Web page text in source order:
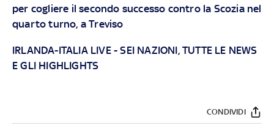
per cogliere il secondo successo contro la Scozia nel
quarto turno, a Treviso
IRLANDA-ITALIA LIVE-SEI NAZIONI, TUTTE LE NEWS
E GLI HIGHLIGHTS
CONDIVIDI